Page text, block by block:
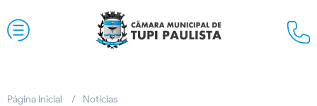
Página Inicial Notícias